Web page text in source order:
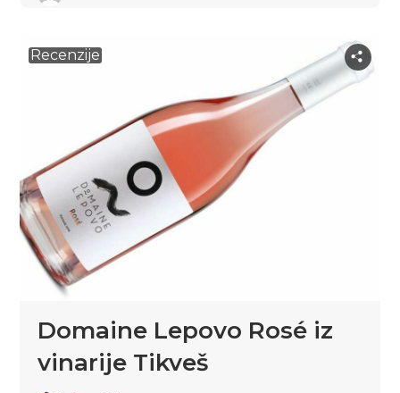
Recenzije
Domaine Lepovo Rosé iz
vinarije Tikveš